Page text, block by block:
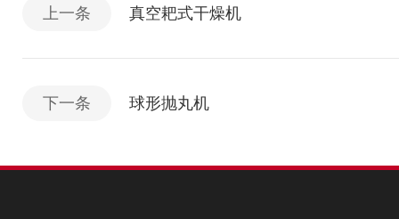
上一条 真空耙式干燥机
下一条 球形抛丸机